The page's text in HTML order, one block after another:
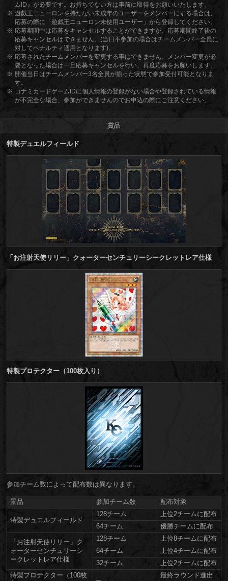
ムID』が必要です。お持ちでない方は事前に取得をお願いいたします。
遊戯王ニューロンを持たない未成年のユーザーをメンバーにする場合は、
応募の際に「遊戯王ニューロン未使用ユーザー」から登録してください。
応募期間中は応募をキャンセルすることができますが、応募期間終了後の
応募キャンセルはできません。(当日不参加の場合はチームメンバー全員に
対してペナルティ適用となります)。
応募されたチームメンバーを変更する事はできません。メンバー変更が必
要となった場合は一旦応募キャンセルを行い、再度応募をお願いします。
開催当日はチームメンバー3名全員が揃った状態で参加受付可能となりま
す。
コナミカードゲームIDに個人情報の登録がない場合や登録されている情報
が不完全な場合、参加ができませんのでお申込の際にご注意ください。
賞品
特製デュエルフィールド
「お注射天使リリー」クォーターセンチュリーシークレットレア仕様
特製プロテクター（100枚入り）
参加チーム数によって配布数は異なります。
景品 参加チーム数 配布対象
特製デュエルフィールド
128チーム
上位2チームに配布
64チーム
優勝チームに配布
「お注射天使リリー」ク
ォーターセンチュリーシ
ークレットレア仕様
128チーム
上位8チームに配布
64チーム
上位4チームに配布
32チーム
上位2チームに配布
特製プロテクター（100枚
最終ラウンド進出